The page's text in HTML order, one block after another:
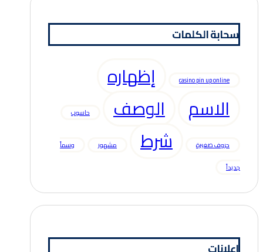
سحابة الكلمات
casino pin up online
إظهاره
الاسم
الوصف حاسوب
حروف صغيرة شرط مشهور
وسماً
جديداً